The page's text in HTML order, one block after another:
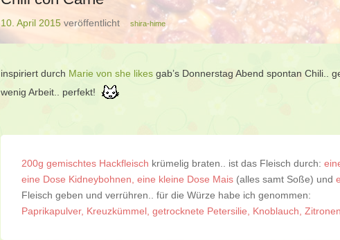
10. April 2015 veröffentlicht shira-hime
inspiriert durch Marie von she likes gab’s Donnerstag Abend spontan Chili..
wenig Arbeit.. perfekt!
200g gemischtes Hackfleisch krümelig braten.. ist das Fleisch durch:
eine Dose Kidneybohnen, eine kleine Dose Mais (alles samt Soße) und
Fleisch geben und verrühren.. für die Würze habe ich genommen:
Paprikapulver, Kreuzkümmel, getrocknete Petersilie, Knoblauch,